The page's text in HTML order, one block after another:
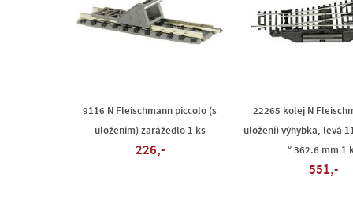
9116 N Fleischmann piccolo (s
uložením) zarážedlo 1 ks
226,-
22265 kolej N
uložení) výhybka, levá
° 362.6 mm 1
551,-